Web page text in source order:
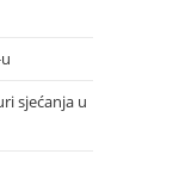
sjećanja u